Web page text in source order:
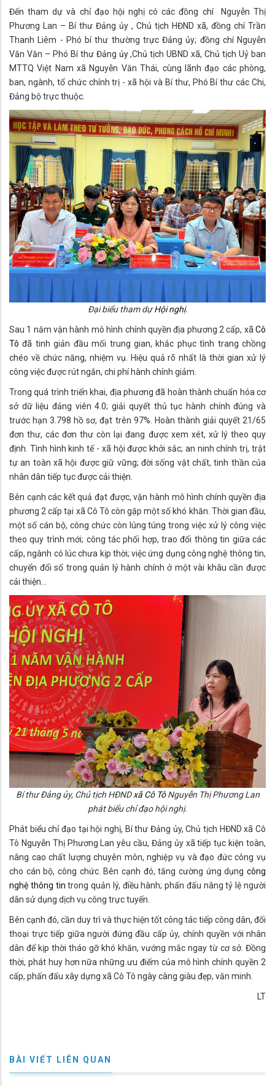
Đến tham dự và chỉ đạo hội nghị có các đồng chí Nguyễn Thị
Phương Lan – Bí thư Đảng ủy , Chủ tịch HĐND xã, đồng chí Trần
Thanh Liêm - Phó bí thư thường trực Đảng ủy; đồng chí Nguyễn
Văn Văn – Phó Bí thư Đảng ủy ,Chủ tịch UBND xã, Chủ tịch Uỷ ban
MTTQ Việt Nam xã Nguyễn Văn Thái, cùng lãnh đạo các phòng,
ban, ngành, tổ chức chính trị - xã hội và Bí thư, Phó Bí thư các Chi,
Đảng bộ trực thuộc.
Đại biểu tham dựHội nghị.
Sau 1 năm vận hành mô hình chính quyền địa phương 2 cấp, xã Cô
Tô đã tinh giản đầu mối trung gian, khắc phục tình trang chồng
chéo về chức năng, nhiệm vụ. Hiệu quả rõ nhất là thời gian xử lý
công việc được rút ngắn, chi phí hành chính giảm.
Trong quá trình triển khai, địa phương đã hoàn thành chuẩn hóa cơ
sở dữ liệu đảng viên 4.0; giải quyết thủ tục hành chính đúng và
trước hạn 3.798 hồ sơ, đạt trên 97%. Hoàn thành giải quyết 21/65
đơn thư, các đơn thư còn lại đang được xem xét, xử lý theo quy
định. Tình hình kinh tế - xã hội được khởi sắc; an ninh chính trị, trật
tự an toàn xã hội được giữ vững; đời sống vật chất, tinh thần của
nhân dân tiếp tục được cải thiện.
Bên cạnh các kết quả đạt được, vận hành mô hình chính quyền địa
phương 2 cấp tại xã Cô Tô còn gặp một số khó khăn. Thời gian đầu,
một số cán bộ, công chức còn lúng túng trong việc xử lý công việc
theo quy trình mới; công tác phối hợp, trao đổi thông tin giữa các
cấp, ngành có lúc chưa kịp thời; việc ứng dụng công nghệ thông tin,
chuyển đổi số trong quản lý hành chính ở một vài khâu cần được
cải thiện...
Bí thư Đảng ủy, Chủ tịch HĐNDxã Cô TôNguyễn Thị Phương Lan
phát biểu chỉ đạo hội nghị.
Phát biểu chỉ đạo tại hội nghị, Bí thư Đảng ủy, Chủ tịch HĐND xã Cô
Tô Nguyễn Thị Phương Lan yêu cầu, Đảng ủy xã tiếp tục kiện toàn,
nâng cao chất lượng chuyên môn, nghiệp vụ và đạo đức công vụ
cho cán bộ, công chức. Bên cạnh đó, tăng cường ứng dụng công
nghệ thông tin trong quản lý, điều hành; phấn đấu nâng tỷ lệ người
dân sử dụng dịch vụ công trực tuyến.
Bên cạnh đó, cần duy trì và thực hiện tốt công tác tiếp công dân, đối
thoại trực tiếp giữa người đứng đầu cấp ủy, chính quyền với nhân
dân để kịp thời tháo gỡ khó khăn, vướng mắc ngay từ cơ sở. Đồng
thời, phát huy hơn nữa những ưu điểm của mô hình chính quyền 2
cấp, phấn đấu xây dựng xã Cô Tô ngày càng giàu đẹp, văn minh.
LT
BÀI VIẾT LIÊN QUAN